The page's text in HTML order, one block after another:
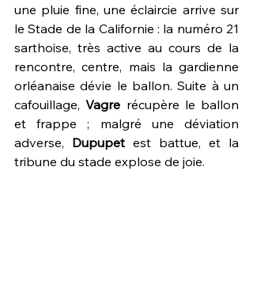
une pluie fine, une éclaircie arrive sur
le Stade de la Californie : la numéro 21
sarthoise, très active au cours de la
rencontre, centre, mais la gardienne
orléanaise dévie le ballon. Suite à un
cafouillage, Vagre récupère le ballon
et frappe ; malgré une déviation
adverse, Dupupet est battue, et la
tribune du stade explose de joie.